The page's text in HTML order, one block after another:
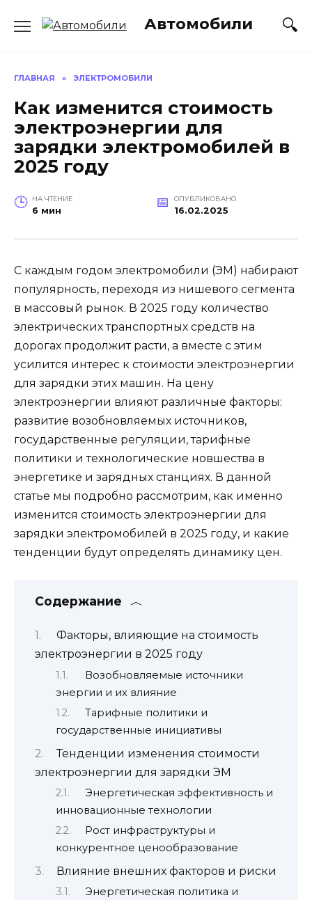
Автомобили
ГЛАВНАЯ » ЭЛЕКТРОМОБИЛИ
Как изменится стоимость
электроэнергии для
зарядки электромобилей в
2025 году
НА ЧТЕНИЕ
6 мин
ОПУБЛИКОВАНО
16.02.2025
С каждым годом электромобили (ЭМ) набирают
популярность, переходя из нишевого сегмента
в массовый рынок. В 2025 году количество
электрических транспортных средств на
дорогах продолжит расти, а вместе с этим
усилится интерес к стоимости электроэнергии
для зарядки этих машин. На цену
электроэнергии влияют различные факторы:
развитие возобновляемых источников,
государственные регуляции, тарифные
политики и технологические новшества в
энергетике и зарядных станциях. В данной
статье мы подробно рассмотрим, как именно
изменится стоимость электроэнергии для
зарядки электромобилей в 2025 году, и какие
тенденции будут определять динамику цен.
Содержание
Факторы, влияющие на стоимость
электроэнергии в 2025 году
Возобновляемые источники
энергии и их влияние
Тарифные политики и
государственные инициативы
Тенденции изменения стоимости
электроэнергии для зарядки ЭМ
Энергетическая эффективность и
инновационные технологии
Рост инфраструктуры и
конкурентное ценообразование
Влияние внешних факторов и риски
Энергетическая политика и